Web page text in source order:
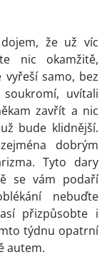
že už víc
nic okamžitě,
vyřeší samo, bez
uvítali
zavřít a nic
bude klidnější.
dobrým
Tyto dary
se vám podaří
nebuďte
přizpůsobte i
týdnu opatrní
autem.